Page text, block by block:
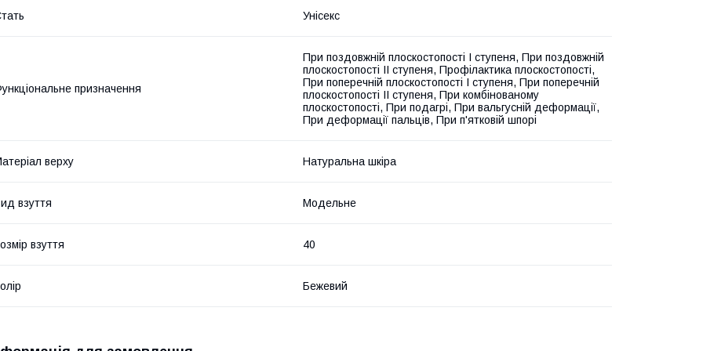
Унісекс
призначення
При поздовжній плоскостопості I ступеня, При поздовжній
плоскостопості II ступеня, Профілактика плоскостопості,
При поперечній плоскостопості I ступеня, При поперечній
плоскостопості II ступеня, При комбінованому
плоскостопості, При подагрі, При вальгусній деформації,
При деформації пальців, При п'ятковій шпорі
верху Натуральна шкіра
взуття Модельне
взуття 40
Бежевий